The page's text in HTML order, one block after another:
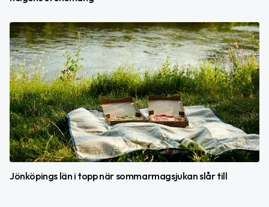
Jönköpings län i topp när sommarmagsjukan slår till